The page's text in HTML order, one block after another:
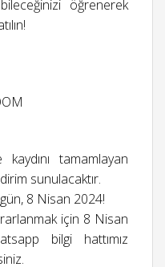
öğrenerek
tamamlayan
sunulacaktır.
gün, 8 Nisan 2024!
için 8 Nisan
bilgi hattımız